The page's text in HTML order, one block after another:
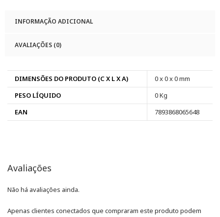
INFORMAÇÃO ADICIONAL
AVALIAÇÕES (0)
DIMENSÕES DO PRODUTO (C X L X A)
0 x 0 x 0 mm
PESO LÍQUIDO
0 Kg
EAN
7893868065648
Avaliações
Não há avaliações ainda.
Apenas clientes conectados que compraram este produto podem